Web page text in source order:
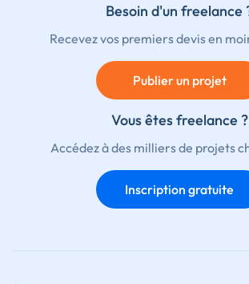
Besoin d'un freelance
Recevez vos premiers devis en
Publier un projet
Vous êtes freelance ?
Accédez à des milliers de projets
Inscription gratuite